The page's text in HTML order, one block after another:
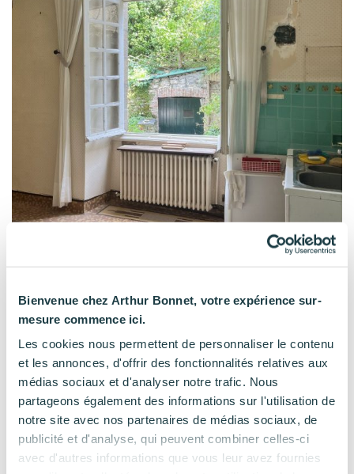
Bienvenue chez Arthur Bonnet, votre expérience sur-
mesure commence ici.
Les cookies nous permettent de personnaliser le contenu
et les annonces, d'offrir des fonctionnalités relatives aux
médias sociaux et d'analyser notre trafic. Nous
partageons également des informations sur l'utilisation de
notre site avec nos partenaires de médias sociaux, de
publicité et d'analyse, qui peuvent combiner celles-ci
avec d'autres informations que vous leur avez fournies